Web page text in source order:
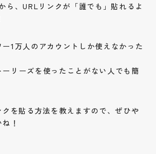
ら、URLリンクが「誰でも」貼れるよ
1万人のアカウントしか使えなかった
ーリーズを使ったことがない人でも簡
を貼る方法を教えますので、ぜひや
！